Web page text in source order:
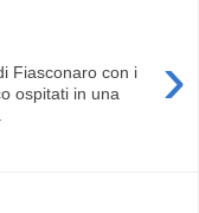
›
Fiasconaro con i
ospitati in una